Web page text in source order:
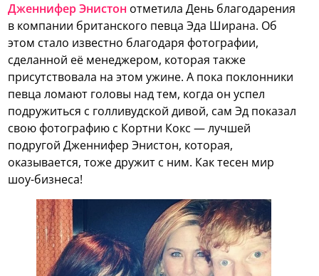
Дженнифер Энистон отметила День благодарения
в компании британского певца Эда Ширана. Об
этом стало известно благодаря фотографии,
сделанной её менеджером, которая также
присутствовала на этом ужине. А пока поклонники
певца ломают головы над тем, когда он успел
подружиться с голливудской дивой, сам Эд показал
свою фотографию с Кортни Кокс — лучшей
подругой Дженнифер Энистон, которая,
оказывается, тоже дружит с ним. Как тесен мир
шоу-бизнеса!